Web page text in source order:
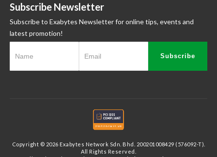
Subscribe Newsletter
Subscribe to Exabytes Newsletter for online tips, events and
latest promotion!
Subscribe
Copyright © 2026 Exabytes Network Sdn. Bhd. 200201008429 (576092-T).
All Rights Reserved.